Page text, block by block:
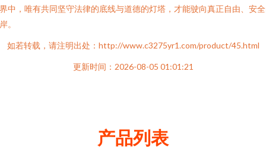
中，唯有共同坚守法律的底线与道德的灯塔，才能驶向真正自由、安
。
如若转载，请注明出处：http://www.c3275yr1.com/product/45.html
更新时间：2026-08-05 01:01:21
产品列表